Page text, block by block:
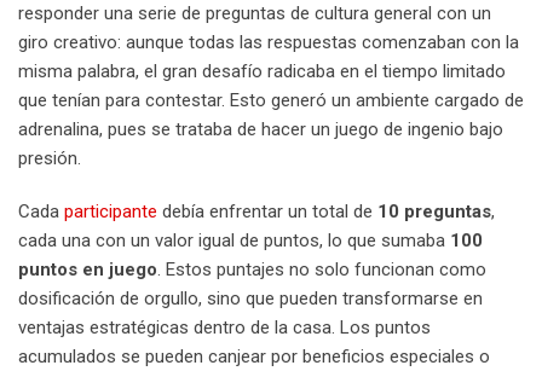
responder una serie de preguntas de cultura general con un
giro creativo: aunque todas las respuestas comenzaban con la
misma palabra, el gran desafío radicaba en el tiempo limitado
que tenían para contestar. Esto generó un ambiente cargado de
adrenalina, pues se trataba de hacer un juego de ingenio bajo
presión.
Cada participante debía enfrentar un total de 10 preguntas,
cada una con un valor igual de puntos, lo que sumaba 100
puntos en juego. Estos puntajes no solo funcionan como
dosificación de orgullo, sino que pueden transformarse en
ventajas estratégicas dentro de la casa. Los puntos
acumulados se pueden canjear por beneficios especiales o